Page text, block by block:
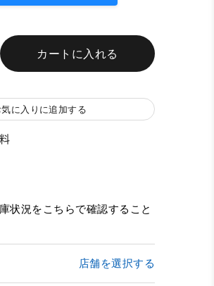
カートに入れる
気に入りに追加する
状況をこちらで確認すること
店舗を選択する